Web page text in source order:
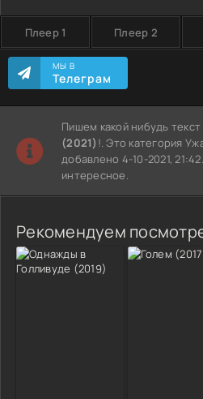
Плеер 1 Плеер 2
МЫ В
Телеграм
Пишем какой нибудь
(2021) !. Это категория
добавлено 4-10-2021,
интересное.
Рекомендуем